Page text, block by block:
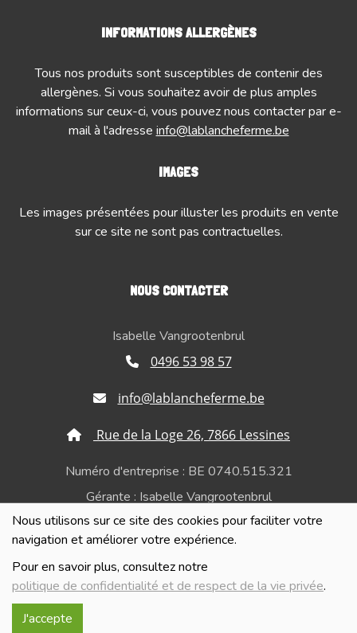
Nous utilisons sur ce site des cookies pour faciliter votre
navigation et améliorer votre expérience.
Pour en savoir plus, consultez notre
politique de confidentialité et de respect de la vie privée.
J'accepte
INFORMATIONS ALLERGÈNES
Tous nos produits sont susceptibles de contenir des
allergènes. Si vous souhaitez avoir de plus amples
informations sur ceux-ci, vous pouvez nous contacter par e-
mail à l'adresse info@lablancheferme.be
IMAGES
Les images présentées pour illuster les produits en vente
sur ce site ne sont pas contractuelles.
NOUS CONTACTER
Isabelle Vangrootenbrul
0496 53 98 57
info@lablancheferme.be
Rue de la Loge 26, 7866 Lessines
Numéro d'entreprise : BE 0740.515.321
Gérante : Isabelle Vangrootenbrul
Politique de confidentialité et de respect de la vie
privée